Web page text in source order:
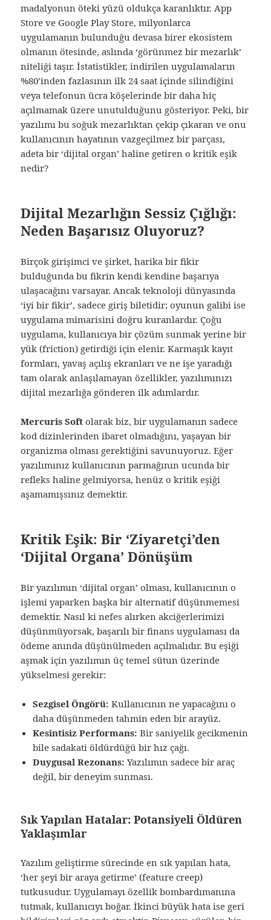
madalyonun öteki yüzü oldukça karanlıktır. App
Store ve Google Play Store, milyonlarca
uygulamanın bulunduğu devasa birer ekosistem
olmanın ötesinde, aslında ‘görünmez bir mezarlık’
niteliği taşır. İstatistikler, indirilen uygulamaların
%80’inden fazlasının ilk 24 saat içinde silindiğini
veya telefonun ücra köşelerinde bir daha hiç
açılmamak üzere unutulduğunu gösteriyor. Peki, bir
yazılımı bu soğuk mezarlıktan çekip çıkaran ve onu
kullanıcının hayatının vazgeçilmez bir parçası,
adeta bir ‘dijital organ’ haline getiren o kritik eşik
nedir?
Dijital Mezarlığın Sessiz Çığlığı:
Neden Başarısız Oluyoruz?
Birçok girişimci ve şirket, harika bir fikir
bulduğunda bu fikrin kendi kendine başarıya
ulaşacağını varsayar. Ancak teknoloji dünyasında
‘iyi bir fikir’, sadece giriş biletidir; oyunun galibi ise
uygulama mimarisini doğru kuranlardır. Çoğu
uygulama, kullanıcıya bir çözüm sunmak yerine bir
yük (friction) getirdiği için elenir. Karmaşık kayıt
formları, yavaş açılış ekranları ve ne işe yaradığı
tam olarak anlaşılamayan özellikler, yazılımınızı
dijital mezarlığa gönderen ilk adımlardır.
Mercuris Soft olarak biz, bir uygulamanın sadece
kod dizinlerinden ibaret olmadığını, yaşayan bir
organizma olması gerektiğini savunuyoruz. Eğer
yazılımınız kullanıcının parmağının ucunda bir
refleks haline gelmiyorsa, henüz o kritik eşiği
aşamamışsınız demektir.
Kritik Eşik: Bir ‘Ziyaretçi’den
‘Dijital Organa’ Dönüşüm
Bir yazılımın ‘dijital organ’ olması, kullanıcının o
işlemi yaparken başka bir alternatif düşünmemesi
demektir. Nasıl ki nefes alırken akciğerlerimizi
düşünmüyorsak, başarılı bir finans uygulaması da
ödeme anında düşünülmeden açılmalıdır. Bu eşiği
aşmak için yazılımın üç temel sütun üzerinde
yükselmesi gerekir:
Sezgisel Öngörü: Kullanıcının ne yapacağını o
daha düşünmeden tahmin eden bir arayüz.
Kesintisiz Performans: Bir saniyelik gecikmenin
bile sadakati öldürdüğü bir hız çağı.
Duygusal Rezonans: Yazılımın sadece bir araç
değil, bir deneyim sunması.
Sık Yapılan Hatalar: Potansiyeli Öldüren
Yaklaşımlar
Yazılım geliştirme sürecinde en sık yapılan hata,
‘her şeyi bir araya getirme’ (feature creep)
tutkusudur. Uygulamayı özellik bombardımanına
tutmak, kullanıcıyı boğar. İkinci büyük hata ise geri